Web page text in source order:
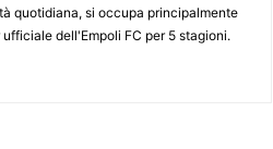
quotidiana, si occupa principalmente
dell'Empoli FC per 5 stagioni.